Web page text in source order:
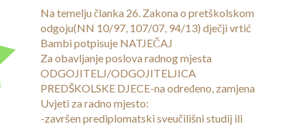
Programi
Upisi
Naše slike
Kontakti
Na temelju članka 26. Zakona o pretškolskom
odgoju(NN 10/97, 107/07, 94/13) dječji vrtić
Bambi potpisuje NATJEČAJ
Za obavljanje poslova radnog mjesta
ODGOJITELJ/ODGOJITELJICA
PREDŠKOLSKE DJECE-na određeno, zamjena
Uvjeti za radno mjesto:
-završen prediplomatski sveučilišni studij ili